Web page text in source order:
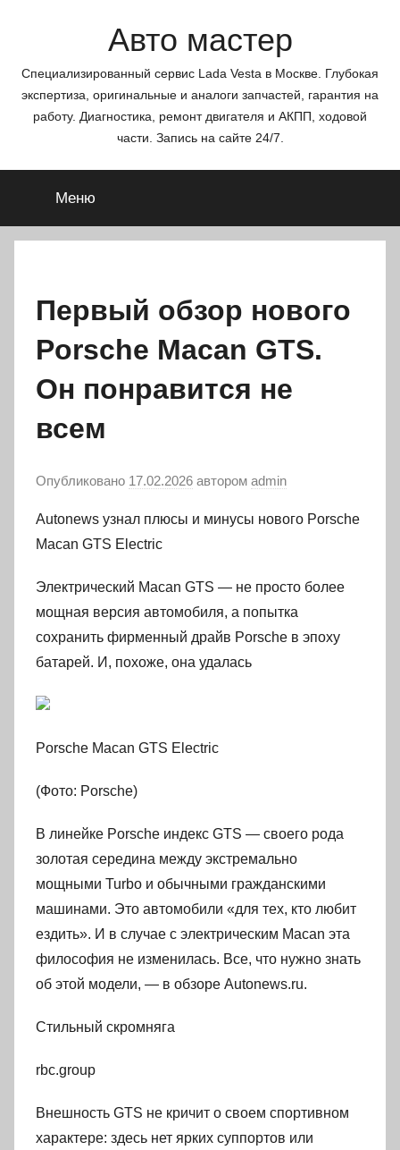
Авто мастер
Специализированный сервис Lada Vesta в Москве. Глубокая
экспертиза, оригинальные и аналоги запчастей, гарантия на
работу. Диагностика, ремонт двигателя и АКПП, ходовой
части. Запись на сайте 24/7.
Меню
Первый обзор нового
Porsche Macan GTS.
Он понравится не
всем
Опубликовано 17.02.2026 автором admin
Autonews узнал плюсы и минусы нового Porsche
Macan GTS Electric
Электрический Macan GTS — не просто более
мощная версия автомобиля, а попытка
сохранить фирменный драйв Porsche в эпоху
батарей. И, похоже, она удалась
Porsche Macan GTS Electric
(Фото: Porsche)
В линейке Porsche индекс GTS — своего рода
золотая середина между экстремально
мощными Turbo и обычными гражданскими
машинами. Это автомобили «для тех, кто любит
ездить». И в случае с электрическим Macan эта
философия не изменилась. Все, что нужно знать
об этой модели, — в обзоре Autonews.ru.
Стильный скромняга
rbc.group
Внешность GTS не кричит о своем спортивном
характере: здесь нет ярких суппортов или